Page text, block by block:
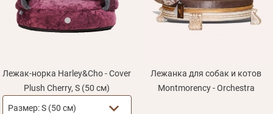
Лежак-норка Harley&Cho - Cover
Plush Cherry, S (50 см)
Размер:S (50 см)
Лежанка для собак и котов
Montmorency - Orchestra